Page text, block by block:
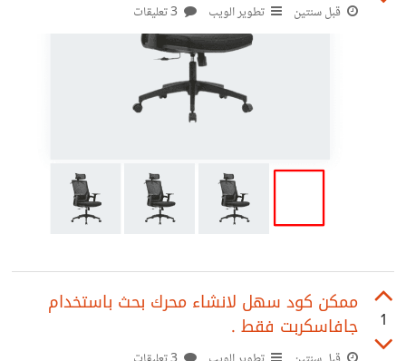
قبل سنتين تطوير الويب
1
ممكن كود سهل لانشاء محرك بحث باستخدام
جافاسكربت فقط .